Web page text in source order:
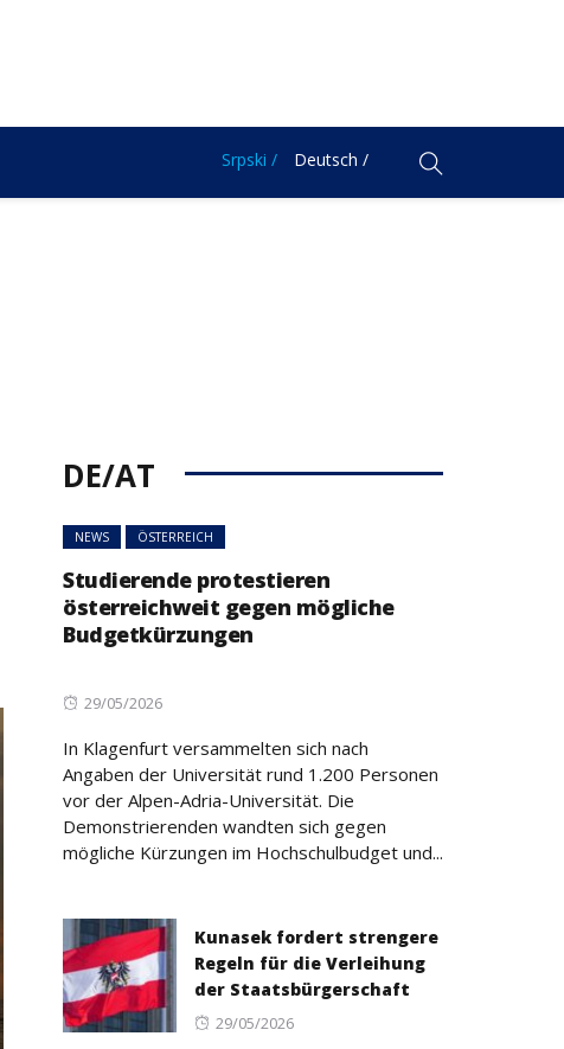
Srpski / Deutsch /
DE/AT
NEWS ÖSTERREICH
Studierende protestieren
österreichweit gegen mögliche
Budgetkürzungen
Posted
29/05/2026
In Klagenfurt versammelten sich nach
Angaben der Universität rund 1.200 Personen
vor der Alpen-Adria-Universität. Die
Demonstrierenden wandten sich gegen
mögliche Kürzungen im Hochschulbudget und...
Kunasek fordert strengere
Regeln für die Verleihung
der Staatsbürgerschaft
Posted
29/05/2026